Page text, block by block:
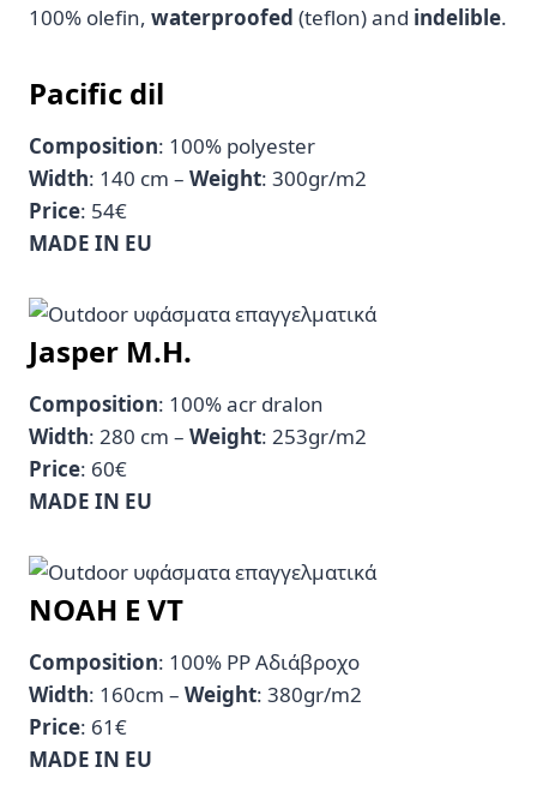
100% olefin, waterproofed (teflon) and indelible.
Pacific dil
Composition: 100% polyester
Width: 140 cm – Weight: 300gr/m2
Price: 54€
MADE IN EU
Jasper M.H.
Composition: 100% acr dralon
Width: 280 cm – Weight: 253gr/m2
Price: 60€
MADE IN EU
NOAH Ε VT
Composition: 100% PP Αδιάβροχο
Width: 160cm – Weight: 380gr/m2
Price: 61€
MADE IN EU